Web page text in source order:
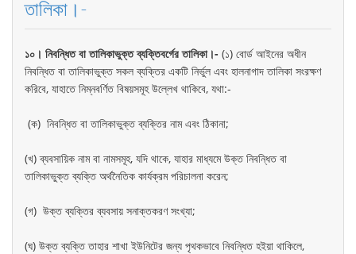
তালিকা।-
১০। নিবন্ধিত বা তালিকাভুক্ত ব্যক্তিবর্গের তালিকা।- (১) বোর্ড আইনের অধীন
নিবন্ধিত বা তালিকাভুক্ত সকল ব্যক্তির একটি নির্ভুল এবং হালনাগাদ তালিকা সংরক্ষণ
করিবে, যাহাতে নিম্নবর্ণিত বিষয়সমূহ উল্লেখ থাকিবে, যথা:-
(ক) নিবন্ধিত বা তালিকাভুক্ত ব্যক্তির নাম এবং ঠিকানা;
(খ) ব্যবসায়িক নাম বা নামসমূহ, যদি থাকে, যাহার মাধ্যমে উক্ত নিবন্ধিত বা
তালিকাভুক্ত ব্যক্তি অর্থনৈতিক কার্যক্রম পরিচালনা করেন;
(গ) উক্ত ব্যক্তির ব্যবসায় সনাক্তকরণ সংখ্যা;
(ঘ) উক্ত ব্যক্তি তাহার শাখা ইউনিটের জন্য পৃথকভাবে নিবন্ধিত হইয়া থাকিলে,